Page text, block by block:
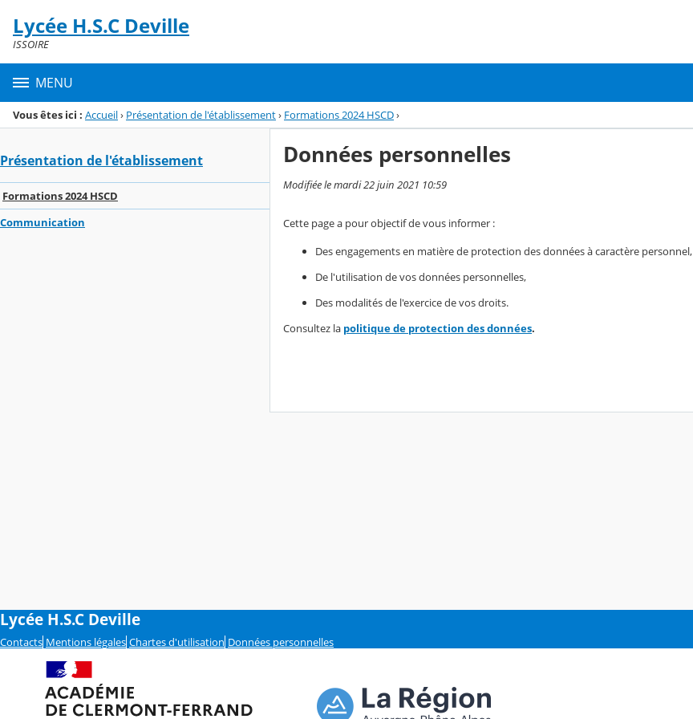
Menu de la rubrique
Contenu
Lycée H.S.C Deville
ISSOIRE
MENU
Vous êtes ici : Accueil› Présentation de l'établissement› Formations 2024 HSCD›
Présentation de l'établissement
Formations 2024 HSCD
Communication
Données personnelles
Modifiée le mardi 22 juin 2021 10:59
Cette page a pour objectif de vous informer :
Des engagements en matière de protection des données à caractère personnel,
De l'utilisation de vos données personnelles,
Des modalités de l'exercice de vos droits.
Consultez la politique de protection des données.
Lycée H.S.C Deville
Contacts Mentions légales Chartes d'utilisation Données personnelles